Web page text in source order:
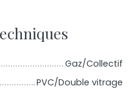
Gaz/Collectif
PVC/Double vitrage